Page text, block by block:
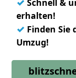
Schnell &
erhalten!
✓ Finden Sie
Umzug!